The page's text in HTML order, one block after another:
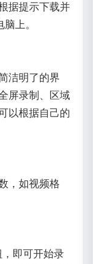
据提示下载并
上。
洁明了的界
屏录制、区域
以根据自己的
，如视频格
即可开始录